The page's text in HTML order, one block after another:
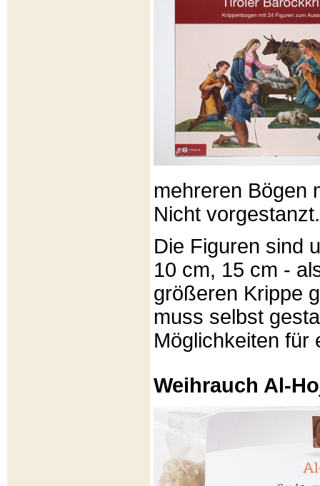
mehreren Bögen
Nicht vorgestanzt.
Die Figuren sind
10 cm, 15 cm -
größeren Krippe
muss selbst
Möglichkeiten für
Weihrauch Al-